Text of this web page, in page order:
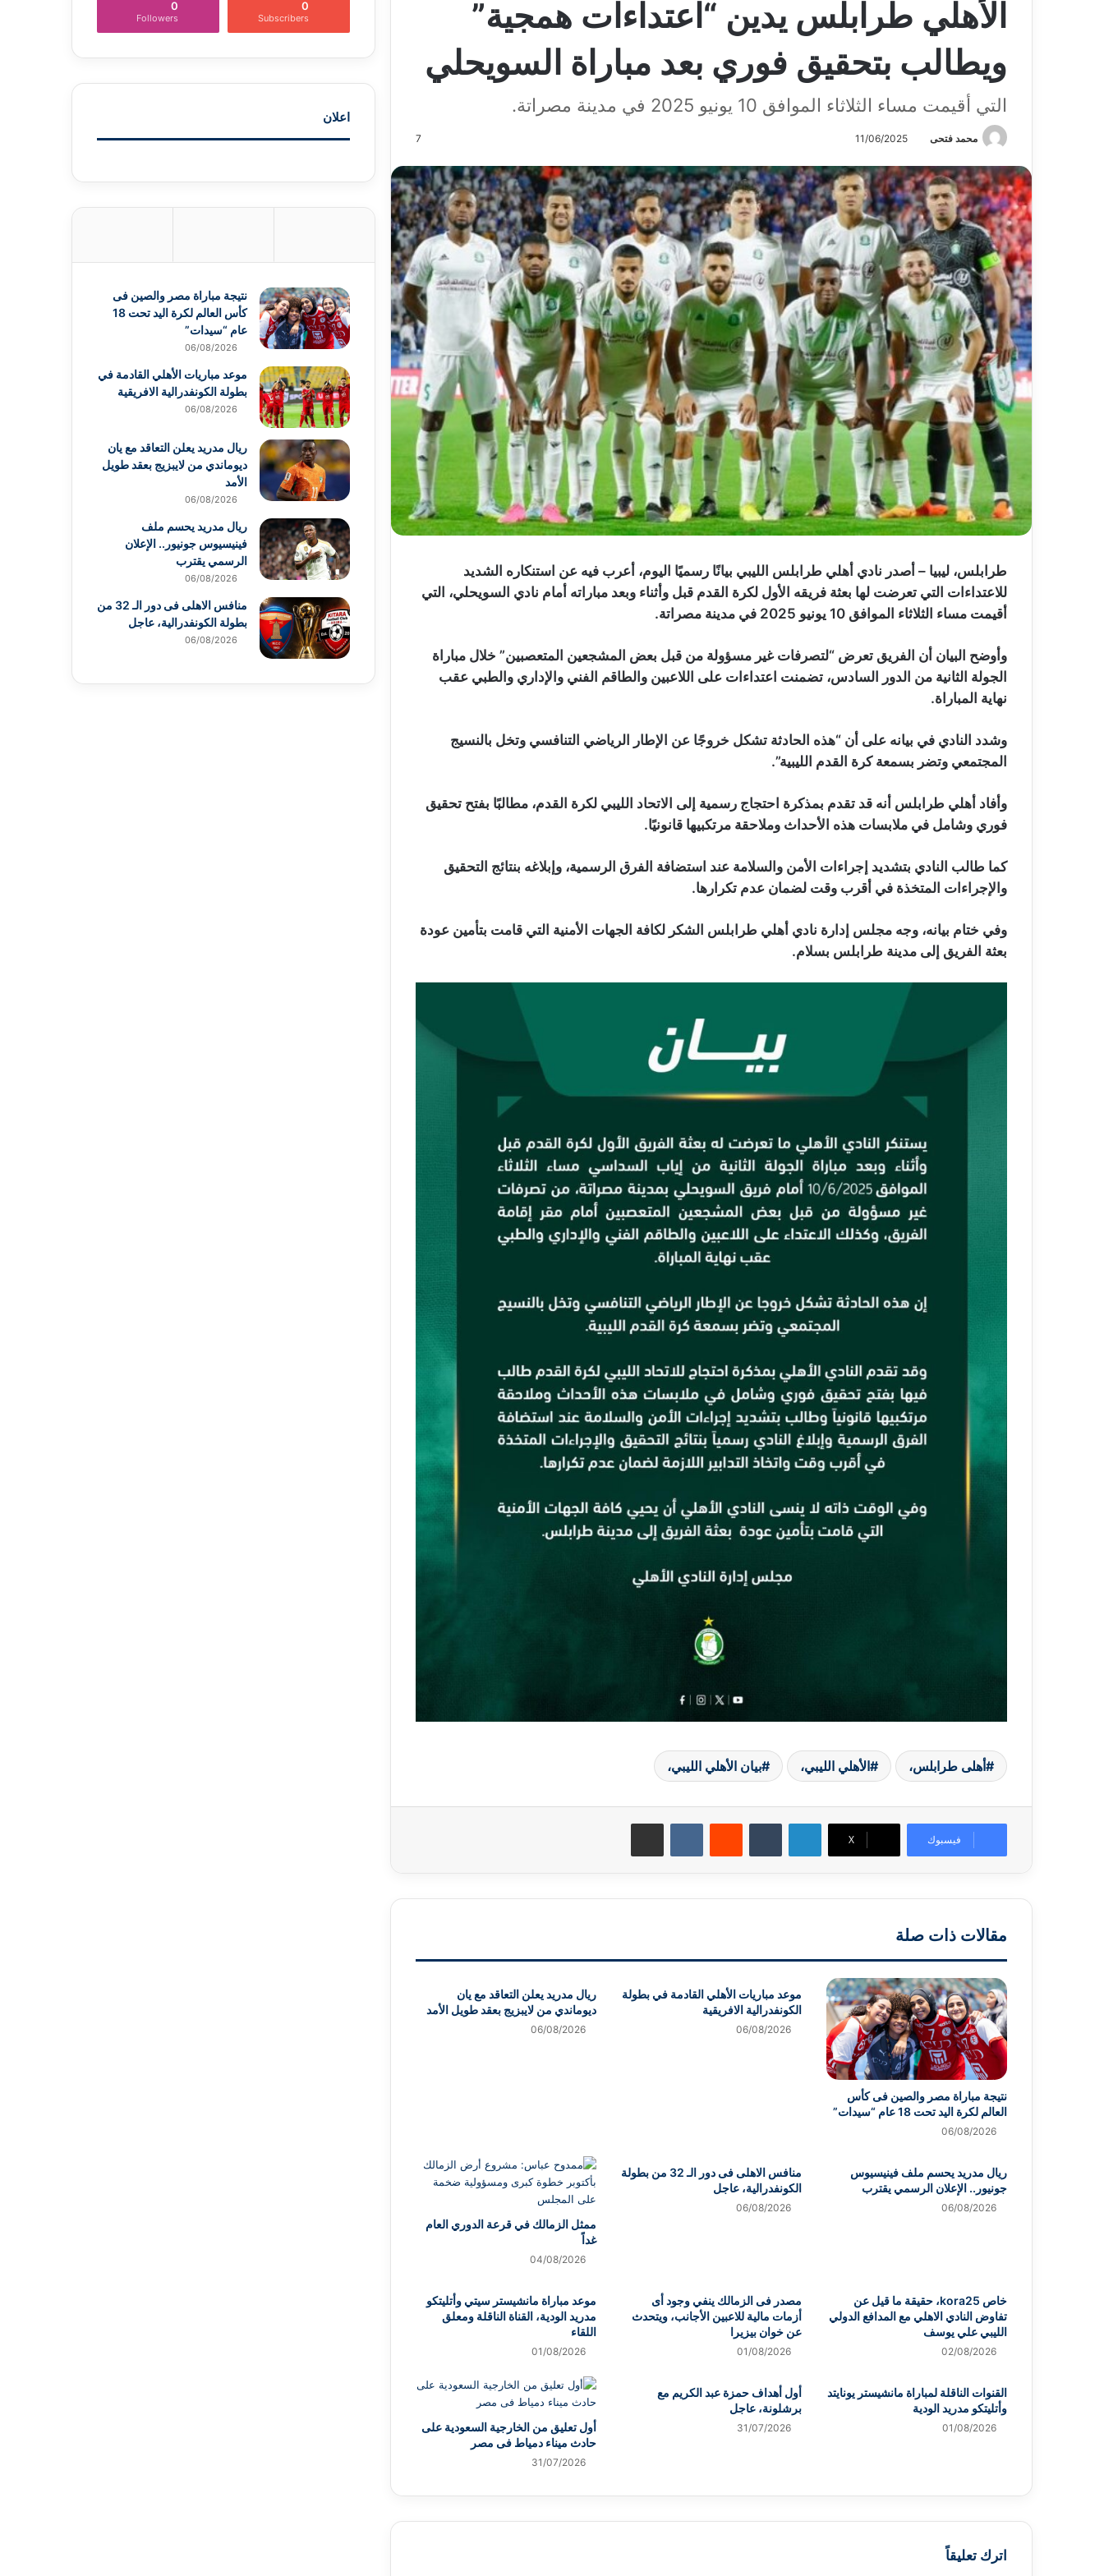
الأهلي طرابلس يدين “اعتداءات همجية”
ويطالب بتحقيق فوري بعد مباراة السويحلي
التي أقيمت مساء الثلاثاء الموافق 10 يونيو 2025 في مدينة مصراتة.
محمد فتحى 11/06/2025
7
طرابلس، ليبيا – أصدر نادي أهلي طرابلس الليبي بيانًا رسميًا اليوم، أعرب فيه عن استنكاره الشديد
للاعتداءات التي تعرضت لها بعثة فريقه الأول لكرة القدم قبل وأثناء وبعد مباراته أمام نادي السويحلي، التي
أقيمت مساء الثلاثاء الموافق 10 يونيو 2025 في مدينة مصراتة.
وأوضح البيان أن الفريق تعرض “لتصرفات غير مسؤولة من قبل بعض المشجعين المتعصبين” خلال مباراة
الجولة الثانية من الدور السادس، تضمنت اعتداءات على اللاعبين والطاقم الفني والإداري والطبي عقب
نهاية المباراة.
وشدد النادي في بيانه على أن “هذه الحادثة تشكل خروجًا عن الإطار الرياضي التنافسي وتخل بالنسيج
المجتمعي وتضر بسمعة كرة القدم الليبية”.
وأفاد أهلي طرابلس أنه قد تقدم بمذكرة احتجاج رسمية إلى الاتحاد الليبي لكرة القدم، مطالبًا بفتح تحقيق
فوري وشامل في ملابسات هذه الأحداث وملاحقة مرتكبيها قانونيًا.
كما طالب النادي بتشديد إجراءات الأمن والسلامة عند استضافة الفرق الرسمية، وإبلاغه بنتائج التحقيق
والإجراءات المتخذة في أقرب وقت لضمان عدم تكرارها.
وفي ختام بيانه، وجه مجلس إدارة نادي أهلي طرابلس الشكر لكافة الجهات الأمنية التي قامت بتأمين عودة
بعثة الفريق إلى مدينة طرابلس بسلام.
أهلى طرابلس، الأهلي الليبي، بيان الأهلي الليبي،
فيسبوك X
لينكدإن مشاركة عبر البريد
مقالات ذات صلة
نتيجة مباراة مصر والصين فى كأس
العالم لكرة اليد تحت 18 عام “سيدات”
06/08/2026
موعد مباريات الأهلي القادمة في بطولة
الكونفدرالية الافريقية
06/08/2026
ريال مدريد يعلن التعاقد مع يان
ديوماندي من لايبزيج بعقد طويل الأمد
06/08/2026
ريال مدريد يحسم ملف فينيسيوس
جونيور.. الإعلان الرسمي يقترب
06/08/2026
منافس الاهلى فى دور الـ 32 من بطولة
الكونفدرالية، عاجل
06/08/2026
ممثل الزمالك في قرعة الدوري العام
غداً
04/08/2026
خاص kora25، حقيقة ما قيل عن
تفاوض النادي الاهلي مع المدافع الدولي
الليبي علي يوسف
02/08/2026
مصدر فى الزمالك ينفي وجود أى
أزمات مالية للاعبين الأجانب، ويتحدث
عن خوان بيزيرا
01/08/2026
موعد مباراة مانشيستر سيتي وأتليتكو
مدريد الودية، القناة الناقلة ومعلق
اللقاء
01/08/2026
القنوات الناقلة لمباراة مانشيستر يونايتد
وأتليتكو مدريد الودية
01/08/2026
أول أهداف حمزة عبد الكريم مع
برشلونة، عاجل
31/07/2026
أول تعليق من الخارجية السعودية على
حادث ميناء دمياط فى مصر
31/07/2026
اترك تعليقاً
0
Subscribers
0
Followers
اعلان
نتيجة مباراة مصر والصين فى
كأس العالم لكرة اليد تحت 18
عام “سيدات”
06/08/2026
موعد مباريات الأهلي القادمة في
بطولة الكونفدرالية الافريقية
06/08/2026
ريال مدريد يعلن التعاقد مع يان
ديوماندي من لايبزيج بعقد طويل
الأمد
06/08/2026
ريال مدريد يحسم ملف
فينيسيوس جونيور.. الإعلان
الرسمي يقترب
06/08/2026
منافس الاهلى فى دور الـ 32 من
بطولة الكونفدرالية، عاجل
06/08/2026